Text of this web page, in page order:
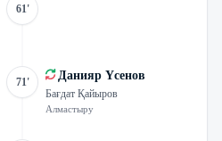
61'
71' Данияр Үсенов
Бағдат Қайыров
Алмастыру